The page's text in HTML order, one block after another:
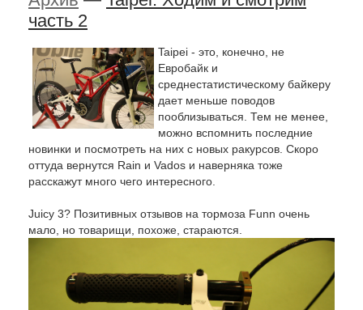
часть 2
Taipei - это, конечно, не
Евробайк и
среднестатистическому байкеру
дает меньше поводов
пооблизываться. Тем не менее,
можно вспомнить последние
новинки и посмотреть на них с новых ракурсов. Скоро
оттуда вернутся Rain и Vados и наверняка тоже
расскажут много чего интересного.
Juicy 3? Позитивных отзывов на тормоза Funn очень
мало, но товарищи, похоже, стараются.